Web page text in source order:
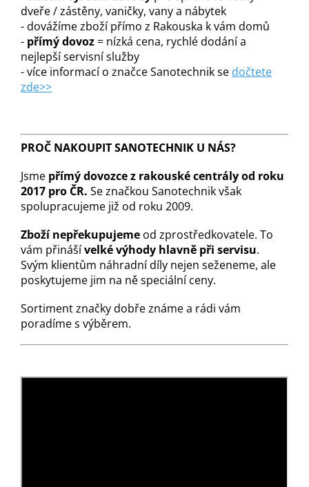
dveře / zástěny, vaničky, vany a nábytek
- dovážíme zboží přímo z Rakouska k vám domů
- přímý dovoz= nízká cena, rychlé dodání a
nejlepší servisní služby
- více informací o značce Sanotechnik se dočtete
zde>>
PROČ NAKOUPIT SANOTECHNIK U NÁS?
Jsme přímý dovozce z rakouské centrály od roku
2017 pro ČR. Se značkou Sanotechnik však
spolupracujeme již od roku 2009.
Zboží nepřekupujeme od zprostředkovatele. To
vám přinášívelké výhody hlavně při servisu.
Svým klientům náhradní díly nejen seženeme, ale
poskytujeme jim na ně speciální ceny.
Sortiment značky dobře známe a rádi vám
poradíme s výběrem.